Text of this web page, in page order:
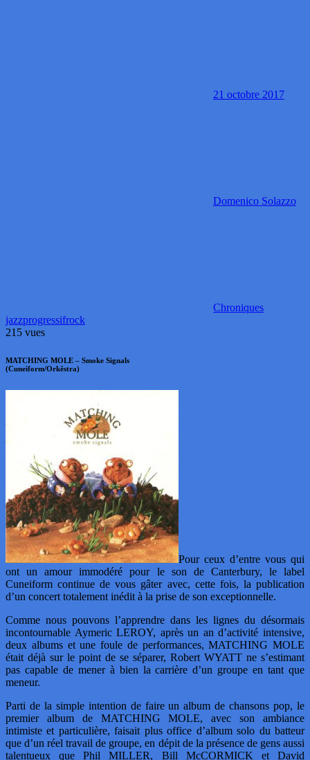
21 octobre 2017
Domenico Solazzo
Chroniques
jazzprogressifrock
215 vues
MATCHING MOLE – Smoke Signals
(Cuneiform/Orkêstra)
Pour ceux d’entre vous qui
ont un amour immodéré pour le son de Canterbury, le label
Cuneiform continue de vous gâter avec, cette fois, la publication
d’un concert totalement inédit à la prise de son exceptionnelle.
Comme nous pouvons l’apprendre dans les lignes du désormais
incontournable Aymeric LEROY, après un an d’activité intensive,
deux albums et une foule de performances, MATCHING MOLE
était déjà sur le point de se séparer, Robert WYATT ne s’estimant
pas capable de mener à bien la carrière d’un groupe en tant que
meneur.
Parti de la simple intention de faire un album de chansons pop, le
premier album de MATCHING MOLE, avec son ambiance
intimiste et particulière, faisait plus office d’album solo du batteur
que d’un réel travail de groupe, en dépit de la présence de gens aussi
talentueux que Phil MILLER, Bill McCORMICK et David